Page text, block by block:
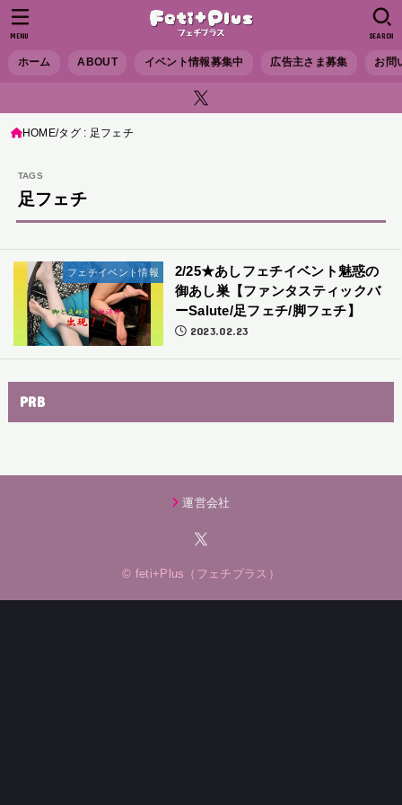
ホーム ABOUT イベント情報募集中 広告主さま募集 お問
SEARCH
MENU
HOME タグ : 足フェチ
足フェチ
フェチイベント情報
2/25★あしフェチイベント魅惑の
御あし巣【ファンタスティックバ
ーSalute/足フェチ/脚フェチ】
2023.02.23
PRB
運営会社
© feti+Plus（フェチプラス）